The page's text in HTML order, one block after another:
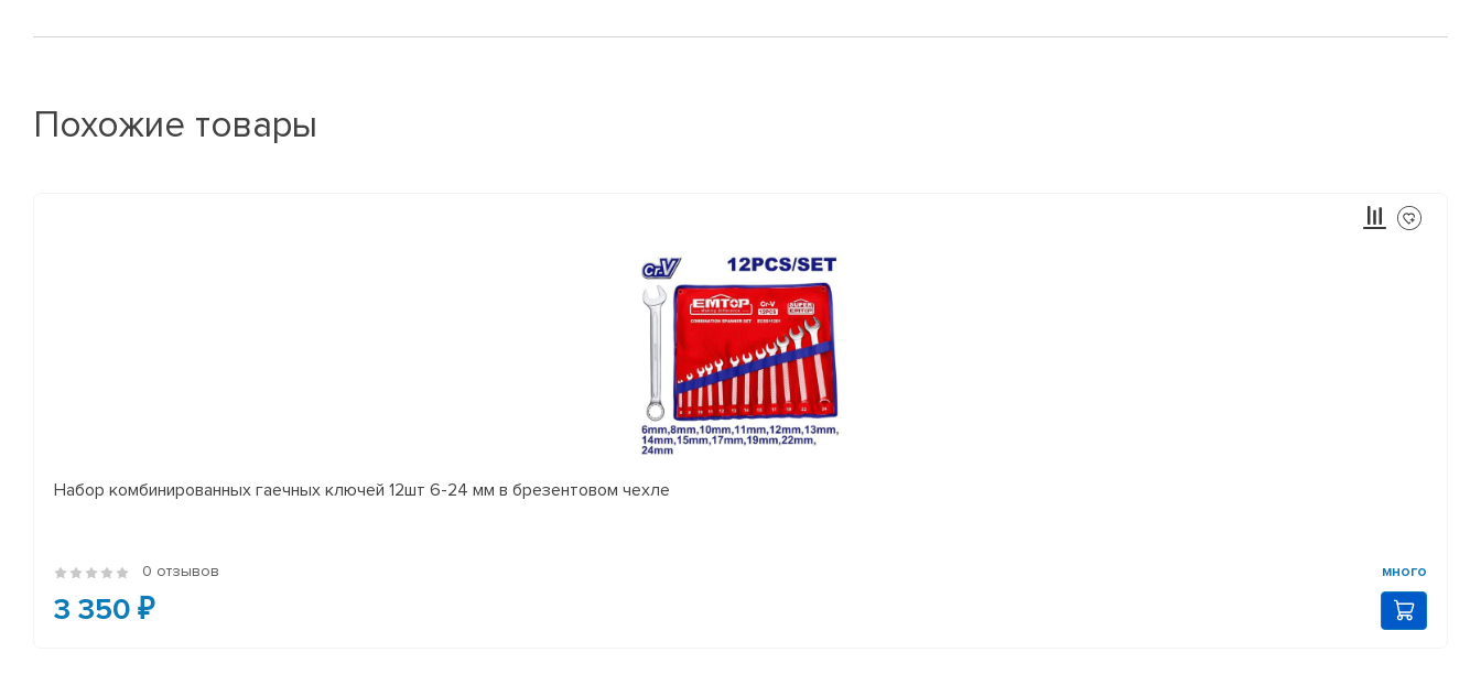
Похожие товары
Набор комбинированных гаечных ключей 12шт 6-24 мм в брезентовом чехле
0 отзывов много
3 350 ₽